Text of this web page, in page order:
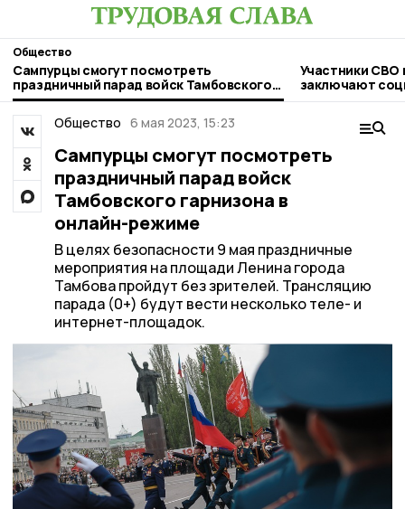
Общество
Сампурцы смогут посмотреть
праздничный парад войск Тамбовского
гарнизона в онлайн-режиме
Участники СВО
заключают
льготных
Общество 6 мая 2023, 15:23
Сампурцы смогут посмотреть
праздничный парад войск
Тамбовского гарнизона в
онлайн-режиме
В целях безопасности 9 мая праздничные
мероприятия на площади Ленина города
Тамбова пройдут без зрителей. Трансляцию
парада (0+) будут вести несколько теле- и
интернет-площадок.